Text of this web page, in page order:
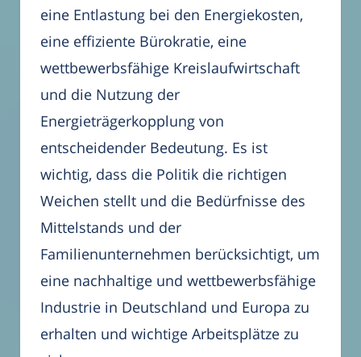
eine Entlastung bei den Energiekosten,
eine effiziente Bürokratie, eine
wettbewerbsfähige Kreislaufwirtschaft
und die Nutzung der
Energieträgerkopplung von
entscheidender Bedeutung. Es ist
wichtig, dass die Politik die richtigen
Weichen stellt und die Bedürfnisse des
Mittelstands und der
Familienunternehmen berücksichtigt, um
eine nachhaltige und wettbewerbsfähige
Industrie in Deutschland und Europa zu
erhalten und wichtige Arbeitsplätze zu